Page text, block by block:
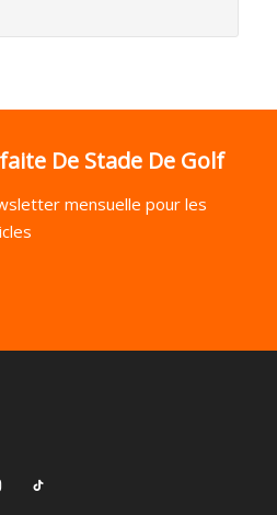
De Stade De Golf
mensuelle pour les